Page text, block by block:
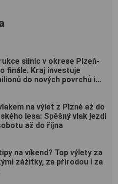
silnic v okrese Plzeň-
finále. Kraj investuje
do nových povrchů i
na výlet z Plzně až do
lesa: Spěšný vlak jezdí
až do října
na víkend? Top výlety za
zážitky, za přírodou i za